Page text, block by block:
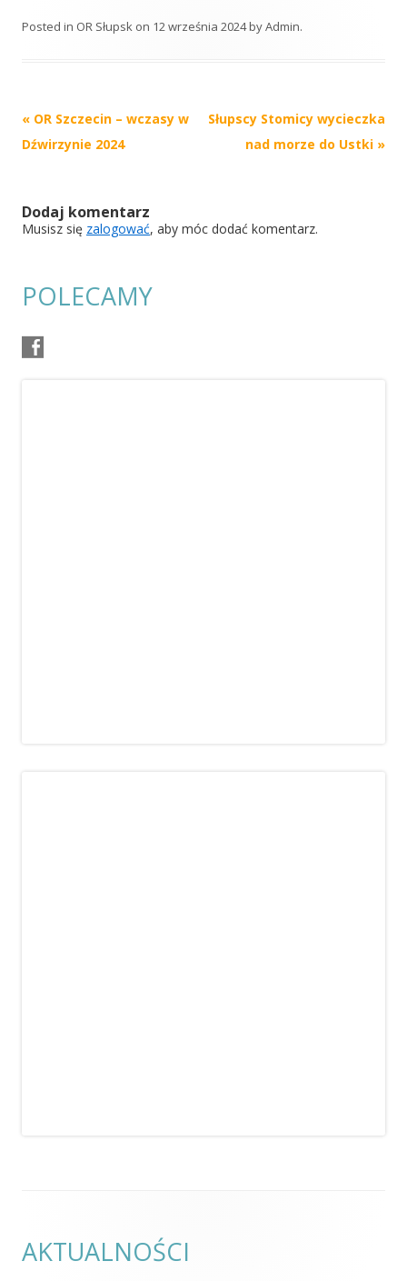
Posted in OR Słupsk on 12 września 2024byAdmin.
Post
navigation
« OR Szczecin – wczasy w
Dźwirzynie 2024
Słupscy Stomicy wycieczka
nad morze do Ustki »
Dodaj komentarz
Musisz się zalogować, aby móc dodać komentarz.
POLECAMY
AKTUALNOŚCI